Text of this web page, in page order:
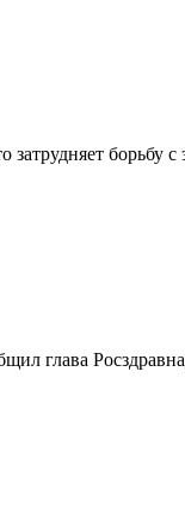
борьбу
глава